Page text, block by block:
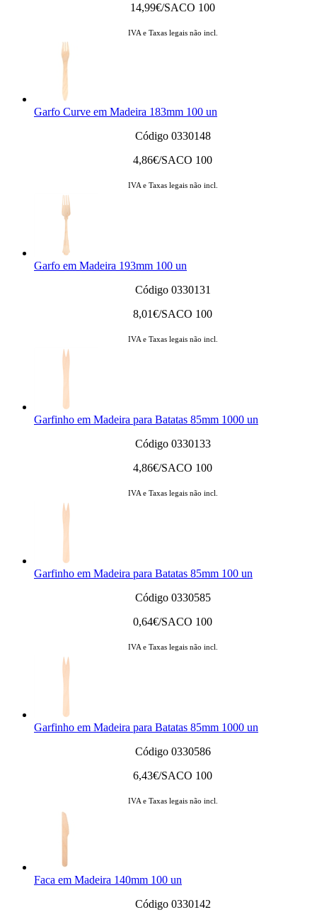
14,99€/SACO 100
IVA e Taxas legais não incl.
Garfo Curve em Madeira 183mm 100 un
Código 0330148
4,86€/SACO 100
IVA e Taxas legais não incl.
Garfo em Madeira 193mm 100 un
Código 0330131
8,01€/SACO 100
IVA e Taxas legais não incl.
Garfinho em Madeira para Batatas 85mm 1000 un
Código 0330133
4,86€/SACO 100
IVA e Taxas legais não incl.
Garfinho em Madeira para Batatas 85mm 100 un
Código 0330585
0,64€/SACO 100
IVA e Taxas legais não incl.
Garfinho em Madeira para Batatas 85mm 1000 un
Código 0330586
6,43€/SACO 100
IVA e Taxas legais não incl.
Faca em Madeira 140mm 100 un
Código 0330142